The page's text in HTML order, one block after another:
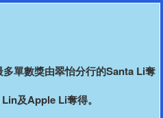
單數獎由翠怡分行的Santa Li奪
及Apple Li奪得。